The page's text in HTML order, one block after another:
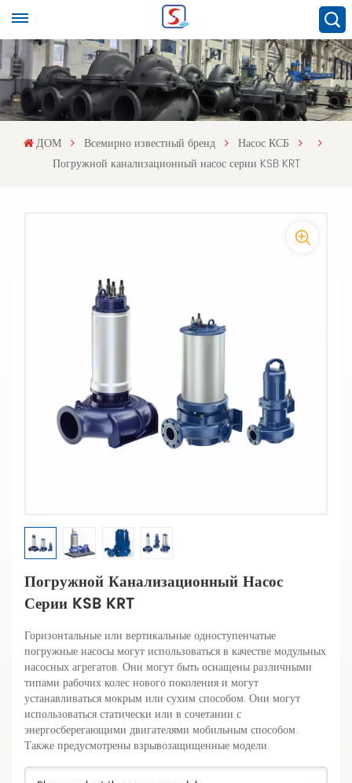
ДОМ Всемирно известный бренд
Насос КСБ
Погружной канализационный насос серии KSB KRT
Погружной Канализационный Насос
Серии KSB KRT
Горизонтальные или вертикальные одноступенчатые
погружные насосы могут использоваться в качестве модульных
насосных агрегатов. Они могут быть оснащены различными
типами рабочих колес нового поколения и могут
устанавливаться мокрым или сухим способом. Они могут
использоваться статически или в сочетании с
энергосберегающими двигателями мобильным способом.
Также предусмотрены взрывозащищенные модели.